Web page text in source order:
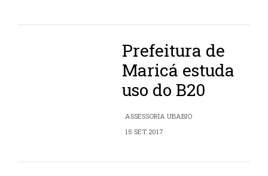
Prefeitura de
Maricá estuda
uso do B20
ASSESSORIA UBABIO
15 SET 2017